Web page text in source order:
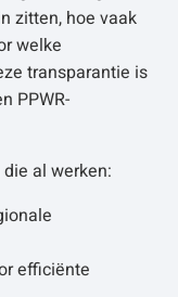
zitten, hoe vaak
welke
transparantie is
PPWR-
al werken:
efficiënte